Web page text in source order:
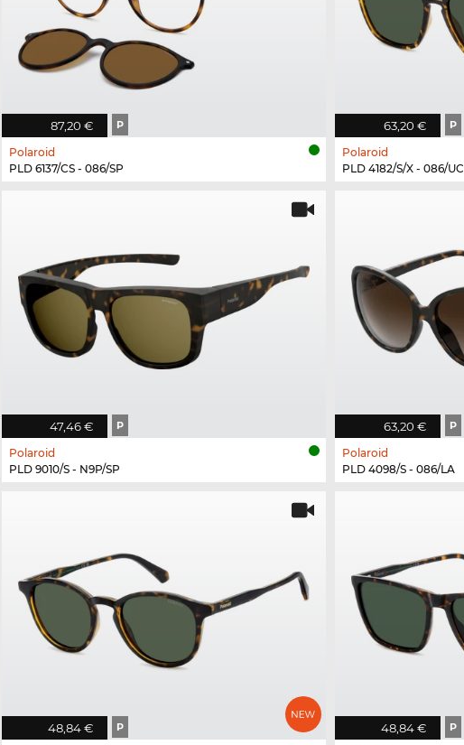
87,20 € P
Polaroid
PLD 6137/CS - 086/SP
63,20 € P
Polaroid
PLD 4182/S/X - 086/UC
47,46 € P
Polaroid
PLD 9010/S - N9P/SP
63,20 € P
Polaroid
PLD 4098/S - 086/LA
48,84 € P 48,84 € P